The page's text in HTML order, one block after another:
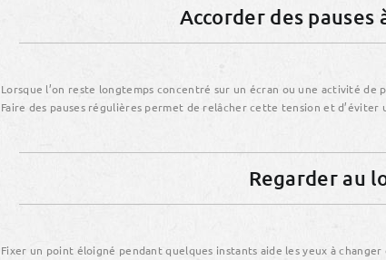
Accorder des pauses
Lorsque l’on reste longtemps concentré sur un écran ou une activité de
Faire des pauses régulières permet de relâcher cette tension et d’éviter
Regarder au
Fixer un point éloigné pendant quelques instants aide les yeux à